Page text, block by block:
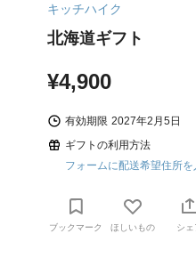
キッチハイク
北海道ギフト
¥4,900
有効期限 2027年2月5日
ギフトの利用方法
フォームに配送希望住所を
ブックマーク ほしいもの シェ